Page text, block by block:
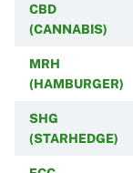
CBD
(CANNABIS)
MRH
(HAMBURGER)
SHG
(STARHEDGE)